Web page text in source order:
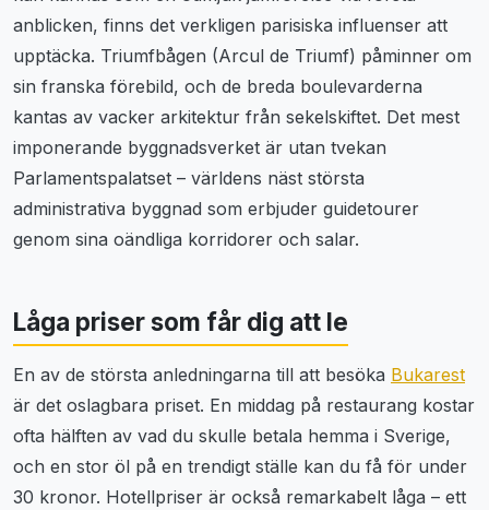
anblicken, finns det verkligen parisiska influenser att
upptäcka. Triumfbågen (Arcul de Triumf) påminner om
sin franska förebild, och de breda boulevarderna
kantas av vacker arkitektur från sekelskiftet. Det mest
imponerande byggnadsverket är utan tvekan
Parlamentspalatset – världens näst största
administrativa byggnad som erbjuder guidetourer
genom sina oändliga korridorer och salar.
Låga priser som får dig att le
En av de största anledningarna till att besöka Bukarest
är det oslagbara priset. En middag på restaurang kostar
ofta hälften av vad du skulle betala hemma i Sverige,
och en stor öl på en trendigt ställe kan du få för under
30 kronor. Hotellpriser är också remarkabelt låga – ett